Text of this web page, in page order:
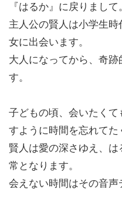
『はるか』に戻りまして。
主人公の賢人は小学生
女に出会います。
大人になってから、奇
す。
子どもの頃、会いたく
すように時間を忘れてた
賢人は愛の深さゆえ、
常となります。
会えない時間はその音声